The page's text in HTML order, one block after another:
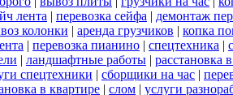
лента | перевозка сейфа | демонтаж
колонки | аренда грузчиков | копка
| перевозка пианино | спецтехника |
| ландшафтные работы | расстановка
спецтехники | сборщики на час |
в квартире | слом | услуги